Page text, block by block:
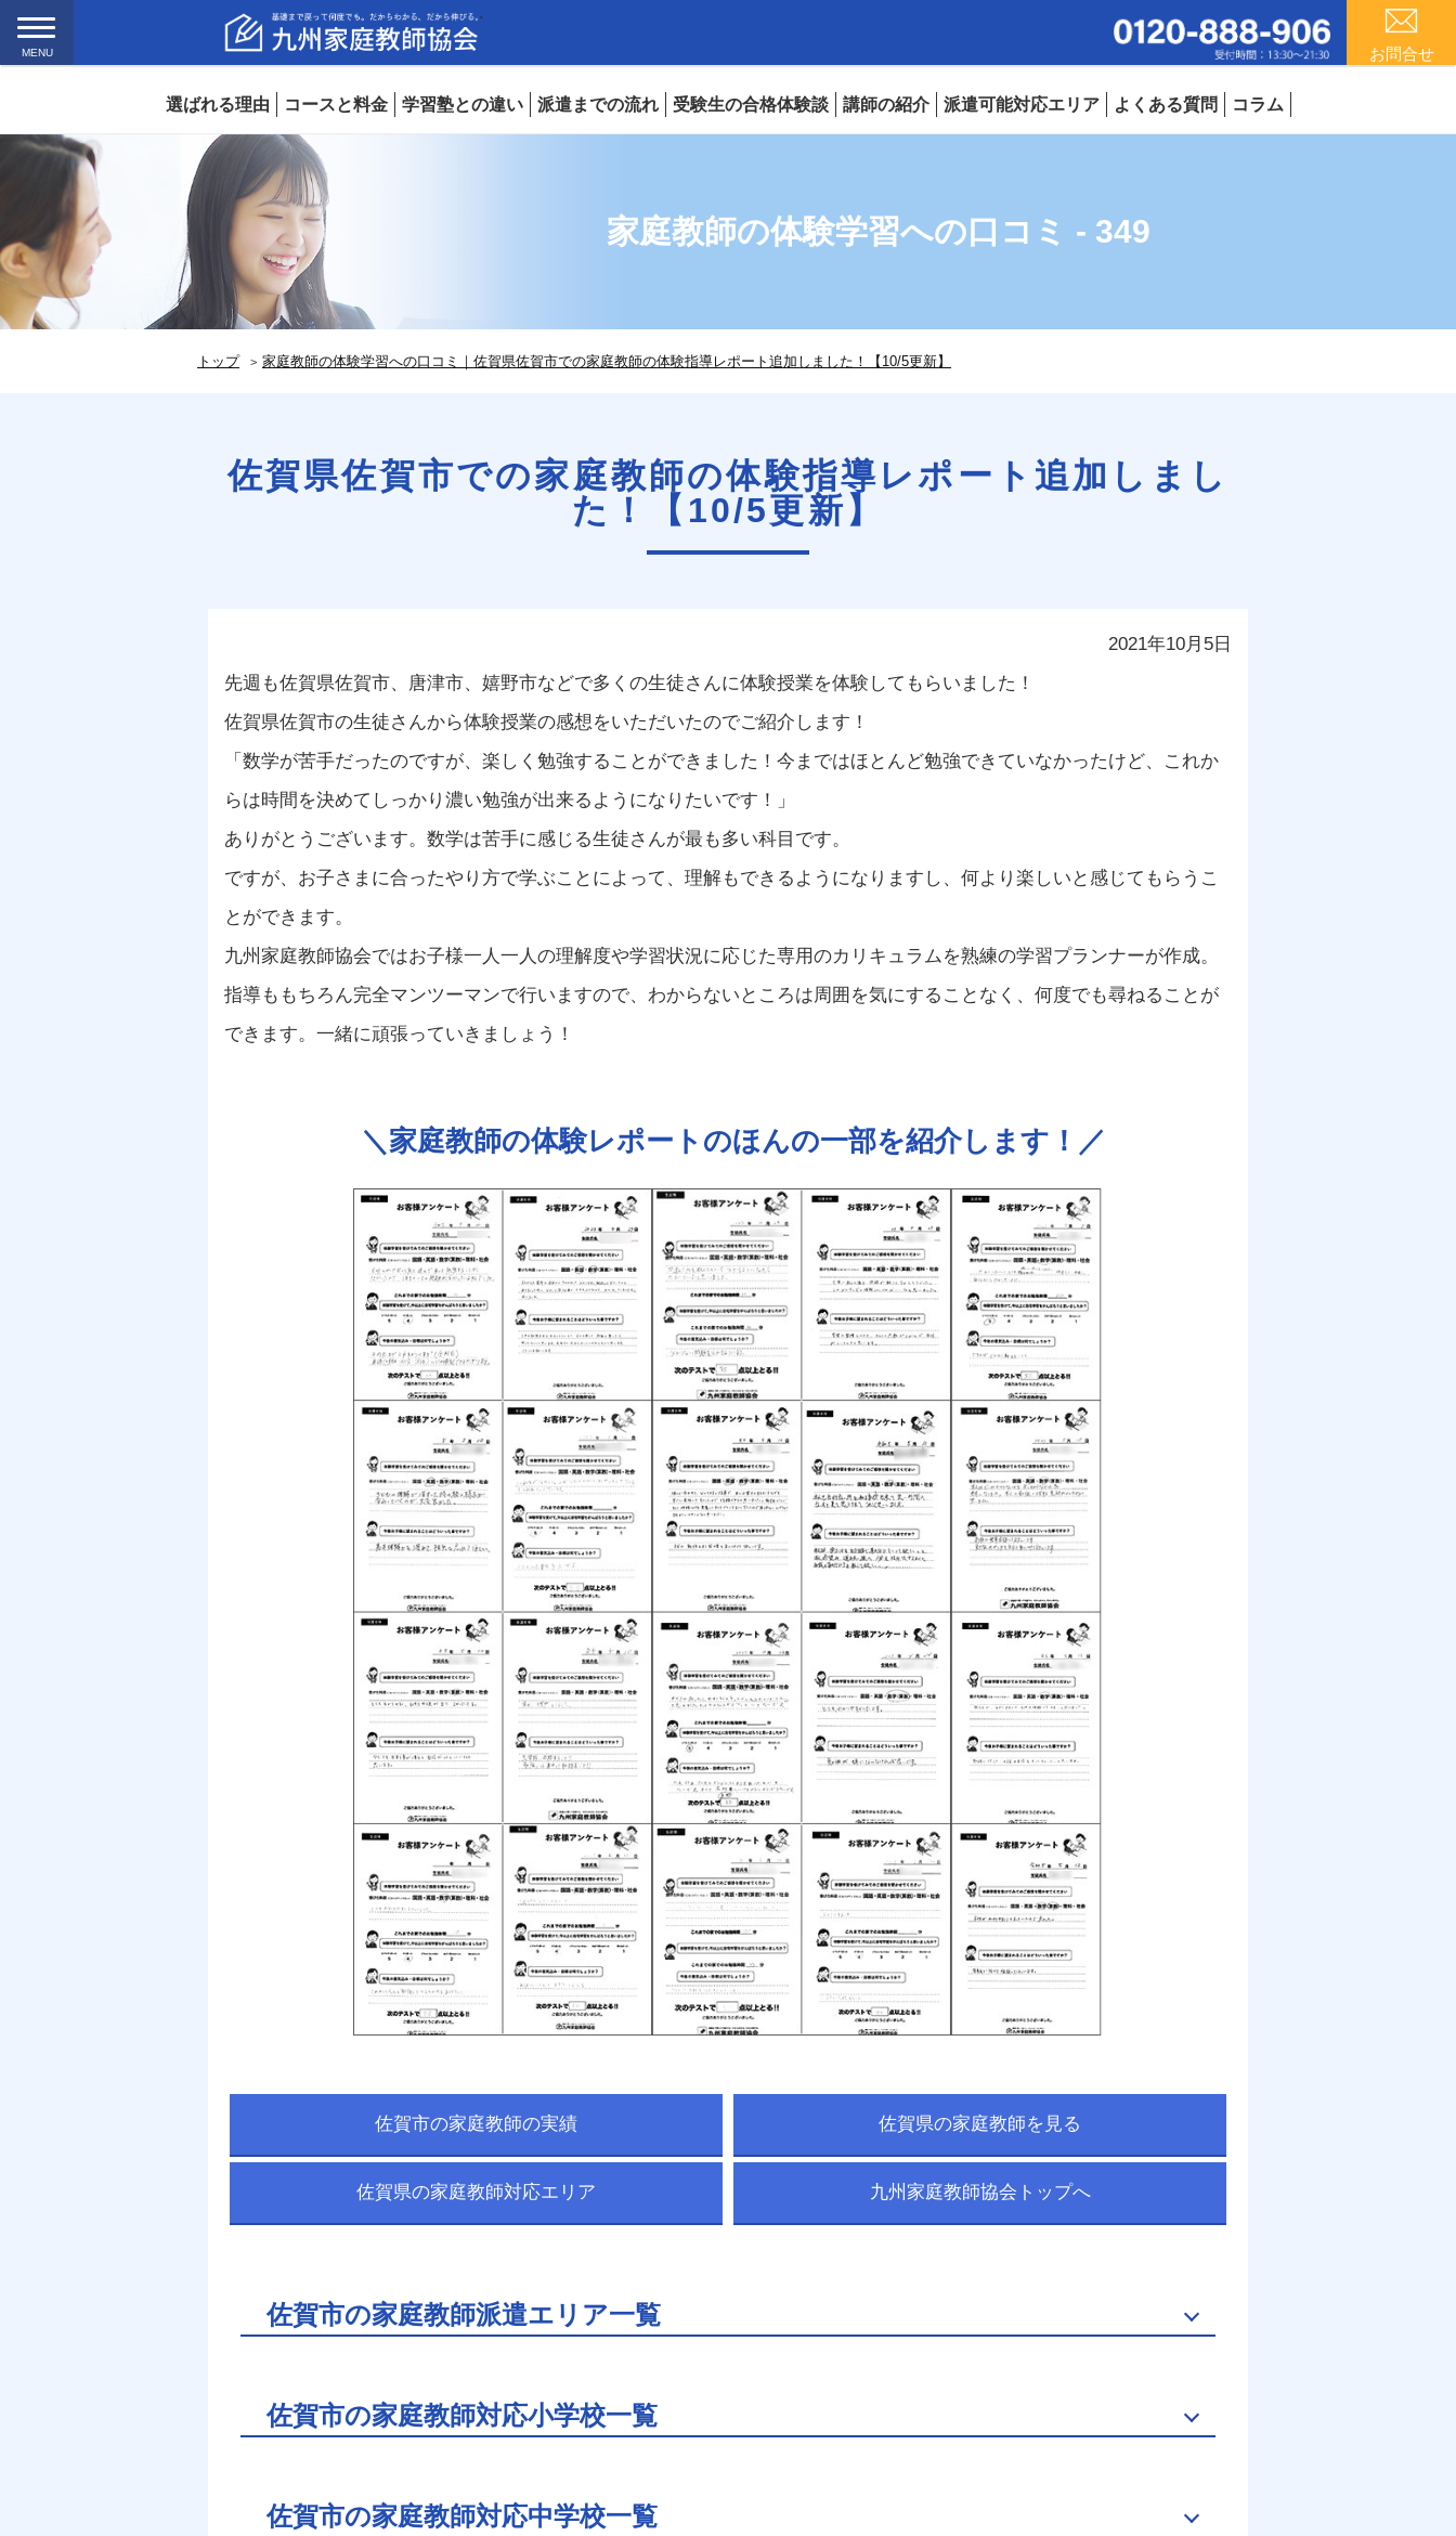
MENU お問合せ
選ばれる理由 コースと料金 学習塾との違い 派遣までの流れ 受験生の合格体験談 講師の紹介 派遣可能対応エリア よくある質問 コラム
家庭教師の体験学習への口コミ - 349
トップ 家庭教師の体験学習への口コミ｜佐賀県佐賀市での家庭教師の体験指導レポート追加しました！【10/5更新】
佐賀県佐賀市での家庭教師の体験指導レポート追加しまし
た！【10/5更新】
2021年10月5日
先週も佐賀県佐賀市、唐津市、嬉野市などで多くの生徒さんに体験授業を体験してもらいました！
佐賀県佐賀市の生徒さんから体験授業の感想をいただいたのでご紹介します！
「数学が苦手だったのですが、楽しく勉強することができました！今まではほとんど勉強できていなかったけど、これか
らは時間を決めてしっかり濃い勉強が出来るようになりたいです！」
ありがとうございます。数学は苦手に感じる生徒さんが最も多い科目です。
ですが、お子さまに合ったやり方で学ぶことによって、理解もできるようになりますし、何より楽しいと感じてもらうこ
とができます。
九州家庭教師協会ではお子様一人一人の理解度や学習状況に応じた専用のカリキュラムを熟練の学習プランナーが作成。
指導ももちろん完全マンツーマンで行いますので、わからないところは周囲を気にすることなく、何度でも尋ねることが
できます。一緒に頑張っていきましょう！
＼ 家庭教師の体験レポートのほんの一部を紹介します！／
佐賀市の家庭教師の実績 佐賀県の家庭教師を見る
佐賀県の家庭教師対応エリア 九州家庭教師協会トップへ
佐賀市の家庭教師派遣エリア一覧
佐賀市の家庭教師対応小学校一覧
佐賀市の家庭教師対応中学校一覧